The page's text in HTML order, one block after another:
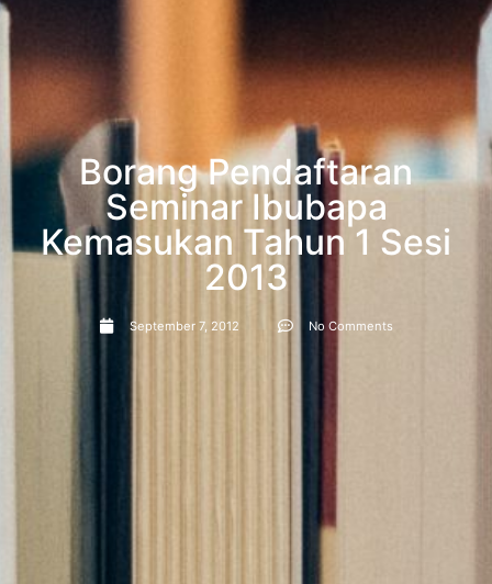
Borang Pendaftaran
Seminar Ibubapa
Kemasukan Tahun 1 Sesi
2013
September 7, 2012 No Comments